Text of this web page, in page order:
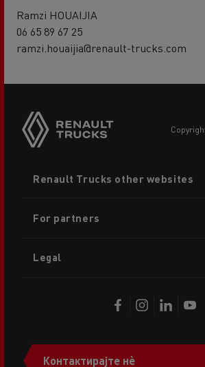
Ramzi HOUAIJIA
06 65 89 67 25
ramzi.houaijia@renault-trucks.com
menu
Renault Trucks other websites
For partners
Legal
Контактирајте нè